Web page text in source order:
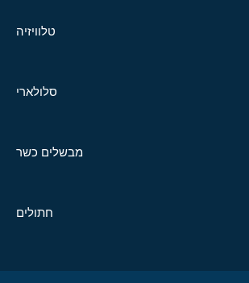
טלוויזיה
סלולארי
מבשלים כשר
חתולים